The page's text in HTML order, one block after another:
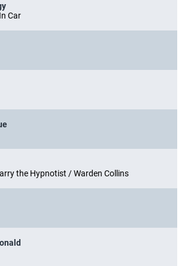
Car
the Hypnotist / Warden Collins